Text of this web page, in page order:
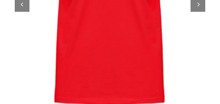
 